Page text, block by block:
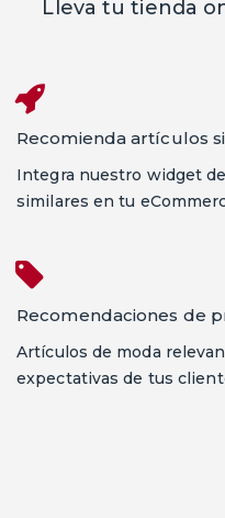
Lleva tu tienda
Recomienda artículos
Integra nuestro widget
similares en tu
Recomendaciones de
Artículos de moda
expectativas de tus